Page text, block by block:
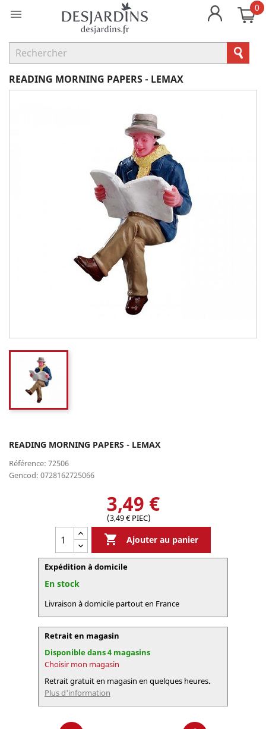
 0
READING MORNING PAPERS - LEMAX
READING MORNING PAPERS - LEMAX
Référence: 72506
Gencod: 0728162725066
3,49 €
(3,49 € PIEC)
 Ajouter au panier
Expédition à domicile
En stock
Livraison à domicile partout en France
Retrait en magasin
Disponible dans 4 magasins
Choisir mon magasin
Retrait gratuit en magasin en quelques heures.
Plus d'information